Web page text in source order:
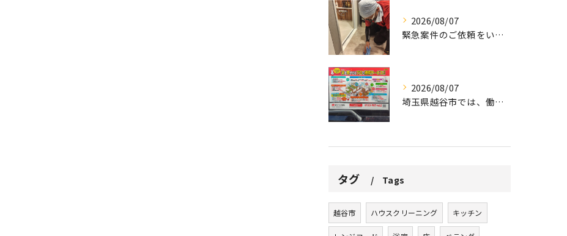
2026/08/07
緊急案件のご依頼をいただきました。
2026/08/07
埼玉県越谷市では、働きながら子育てをする家庭が増える中、ハウ...
タグ Tags
越谷市 ハウスクリーニング キッチン